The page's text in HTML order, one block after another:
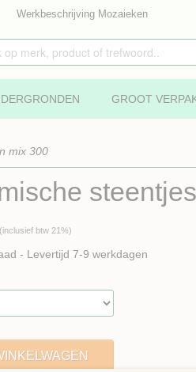
Werkbeschrijving Mozaieken
GROOT
mix 300
(inclusief btw 21%)
- Levertijd 7-9 werkdagen